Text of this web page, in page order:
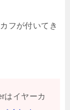
フが付いてき
はイヤーカ